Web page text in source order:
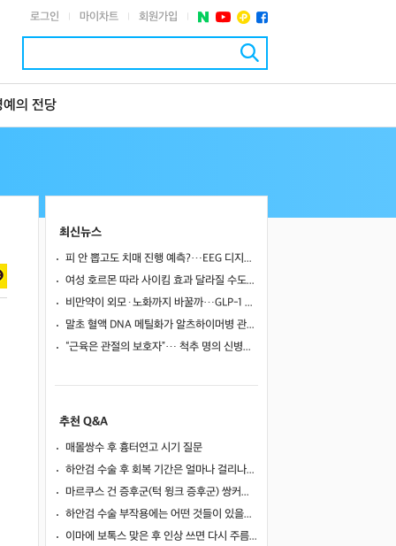
로그인 마이차트 회원가입
예의 전당
최신뉴스
피 안 뽑고도 치매 진행 예측?…EEG 디지털 트윈, 기존 바이오마커만큼 정확했다
여성 호르몬 따라 사이킴 효과 달라질 수도…에스트로겐·프로게스테론이 약효·부작용 변동에 관여할 가능성
비만약이 외모·노화까지 바꿀까…GLP-1 계열의 60~80% 간지방 감소
말초 혈액 DNA 메틸화가 알츠하이머병 관련 뇌영상·인지 지표와 연관될까
“근육은 관절의 보호자”… 척추 명의 신병준 교수가 말하는 하체 근육의 힘 [평생운동연구소]
추천 Q&A
매몰쌍수 후 흉터연고 시기 질문
하안검 수술 후 회복 기간은 얼마나 걸리나요?
마르쿠스 건 증후군(턱 윙크 증후군) 쌍커풀 수술 가능 여부
하안검 수술 부작용에는 어떤 것들이 있을까요?
이마에 보톡스 맞은 후 인상 쓰면 다시 주름이 생길까요?